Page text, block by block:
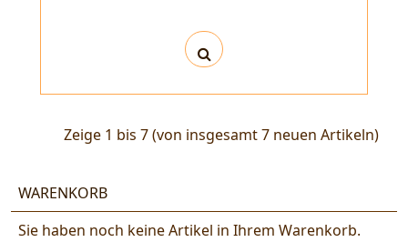
Zeige 1 bis 7(von insgesamt7 neuen Artikeln)
WARENKORB
Sie haben noch keine Artikel in Ihrem Warenkorb.